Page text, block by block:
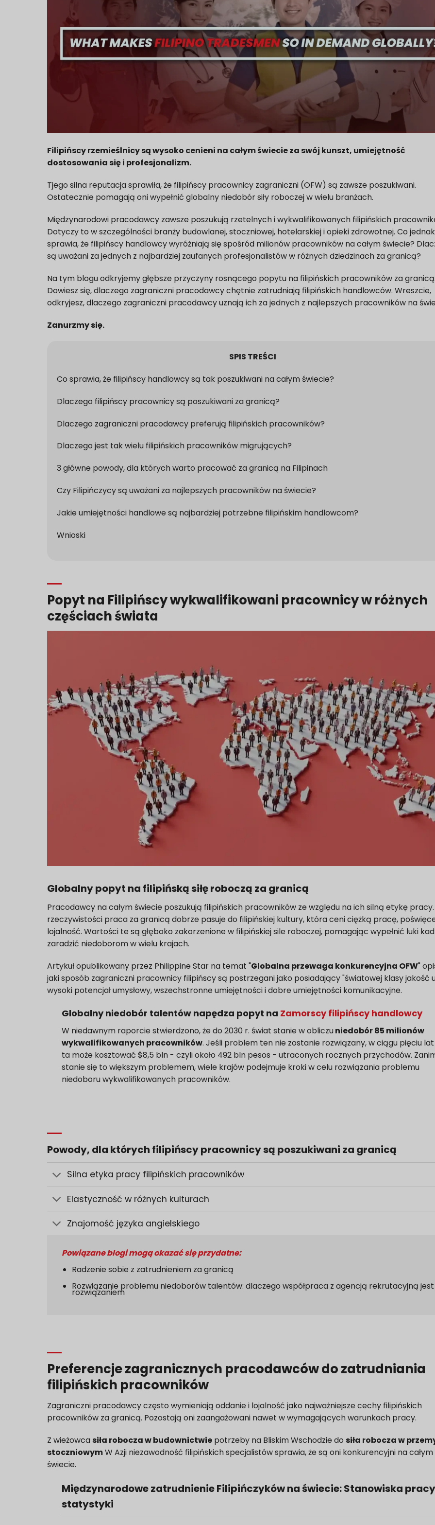
Filipińscy rzemieślnicy są wysoko cenieni na całym świecie za swój kunszt, umiejętność
dostosowania się i profesjonalizm.
Tjego silna reputacja sprawiła, że filipińscy pracownicy zagraniczni (OFW) są zawsze poszukiwani.
Ostatecznie pomagają oni wypełnić globalny niedobór siły roboczej w wielu branżach.
Międzynarodowi pracodawcy zawsze poszukują rzetelnych i wykwalifikowanych filipińskich
Dotyczy to w szczególności branży budowlanej, stoczniowej, hotelarskiej i opieki zdrowotnej. Co jednak
sprawia, że filipińscy handlowcy wyróżniają się spośród milionów pracowników na całym świecie?
są uważani za jednych z najbardziej zaufanych profesjonalistów w różnych dziedzinach za granicą?
Na tym blogu odkryjemy głębsze przyczyny rosnącego popytu na filipińskich pracowników za granicą.
Dowiesz się, dlaczego zagraniczni pracodawcy chętnie zatrudniają filipińskich handlowców. Wreszcie,
odkryjesz, dlaczego zagraniczni pracodawcy uznają ich za jednych z najlepszych pracowników na
Zanurzmy się.
SPIS TREŚCI
Co sprawia, że filipińscy handlowcy są tak poszukiwani na całym świecie?
Dlaczego filipińscy pracownicy są poszukiwani za granicą?
Dlaczego zagraniczni pracodawcy preferują filipińskich pracowników?
Dlaczego jest tak wielu filipińskich pracowników migrujących?
3 główne powody, dla których warto pracować za granicą na Filipinach
Czy Filipińczycy są uważani za najlepszych pracowników na świecie?
Jakie umiejętności handlowe są najbardziej potrzebne filipińskim handlowcom?
Wnioski
Popyt na Filipińscy wykwalifikowani pracownicyw różnych
częściach świata
Globalny popyt na filipińską siłę roboczą za granicą
Pracodawcy na całym świecie poszukują filipińskich pracowników ze względu na ich silną etykę pracy.
rzeczywistości praca za granicą dobrze pasuje do filipińskiej kultury, która ceni ciężką pracę,
lojalność. Wartości te są głęboko zakorzenione w filipińskiej sile roboczej, pomagając wypełnić luki
zaradzić niedoborom w wielu krajach.
Artykuł opublikowany przez Philippine Star na temat "Globalna przewaga konkurencyjna OFW"
jaki sposób zagraniczni pracownicy filipińscy są postrzegani jako posiadający "światowej klasy jakość
wysoki potencjał umysłowy, wszechstronne umiejętności i dobre umiejętności komunikacyjne.
Globalny niedobór talentów napędza popyt na Zamorscy filipińscy handlowcy
W niedawnym raporcie stwierdzono, że do 2030 r. świat stanie w obliczuniedobór 85 milionów
wykwalifikowanych pracowników. Jeśli problem ten nie zostanie rozwiązany, w ciągu pięciu
ta może kosztować $8,5 bln - czyli około 492 bln pesos - utraconych rocznych przychodów.
stanie się to większym problemem, wiele krajów podejmuje kroki w celu rozwiązania problemu
niedoboru wykwalifikowanych pracowników.
Powody, dla których filipińscy pracownicy są poszukiwani za granicą
Silna etyka pracy filipińskich pracowników
Elastyczność w różnych kulturach
Znajomość języka angielskiego
Powiązane blogi mogą okazać się przydatne:
Radzenie sobie z zatrudnieniem za granicą
Rozwiązanie problemu niedoborów talentów: dlaczego współpraca z agencją rekrutacyjną jest
rozwiązaniem
Preferencje zagranicznych pracodawców do zatrudniania
filipińskich pracowników
Zagraniczni pracodawcy często wymieniają oddanie i lojalność jako najważniejsze cechy filipińskich
pracowników za granicą. Pozostają oni zaangażowani nawet w wymagających warunkach pracy.
Z wieżowca siła robocza w budownictwie potrzeby na Bliskim Wschodzie do siła robocza w
stoczniowymW Azji niezawodność filipińskich specjalistów sprawia, że są oni konkurencyjni na całym
świecie.
Międzynarodowe zatrudnienie Filipińczyków na świecie: Stanowiska
statystyki